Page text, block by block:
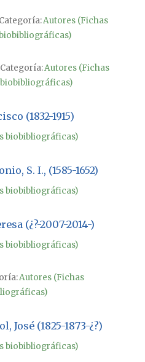
Categoría:Autores (Fichas
Categoría:Autores (Fichas
biobibliográficas)
(1832-1915)
biobibliográficas)
S. I., (1585-1652)
biobibliográficas)
(¿?-2007-2014-)
biobibliográficas)
Autores (Fichas
José (1825-1873-¿?)
biobibliográficas)